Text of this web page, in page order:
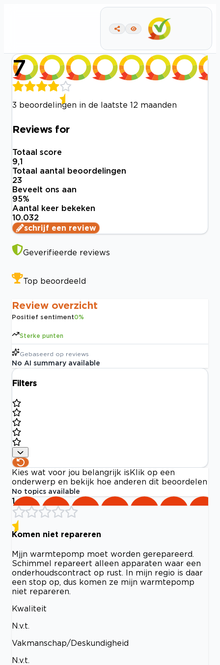
7
3 beoordelingen in de laatste 12 maanden
Reviews for
Totaal score
9,1
Totaal aantal beoordelingen
23
Beveelt ons aan
95%
Aantal keer bekeken
10.032
schrijf een review
Geverifieerde reviews
Top beoordeeld
Review overzicht
Positief sentiment0%
Sterke punten
Gebaseerd op reviews
No AI summary available
Filters
Kies wat voor jou belangrijk is Klik op een
onderwerp en bekijk hoe anderen dit beoordelen
No topics available
1
Komen niet repareren
Mjjn warmtepomp moet worden gerepareerd.
Schimmel repareert alleen apparaten waar een
onderhoudscontract op rust. In mijn regio is daar
een stop op, dus komen ze mijn warmtepomp
niet repareren.
Kwaliteit
N.v.t.
Vakmanschap/Deskundigheid
N.v.t.